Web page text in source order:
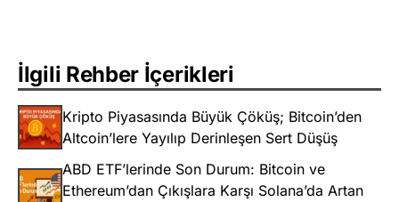
İlgili Rehber İçerikleri
Kripto Piyasasında Büyük Çöküş; Bitcoin’den
Altcoin’lere Yayılıp Derinleşen Sert Düşüş
ABD ETF’lerinde Son Durum: Bitcoin ve
Ethereum’dan Çıkışlara Karşı Solana’da Artan